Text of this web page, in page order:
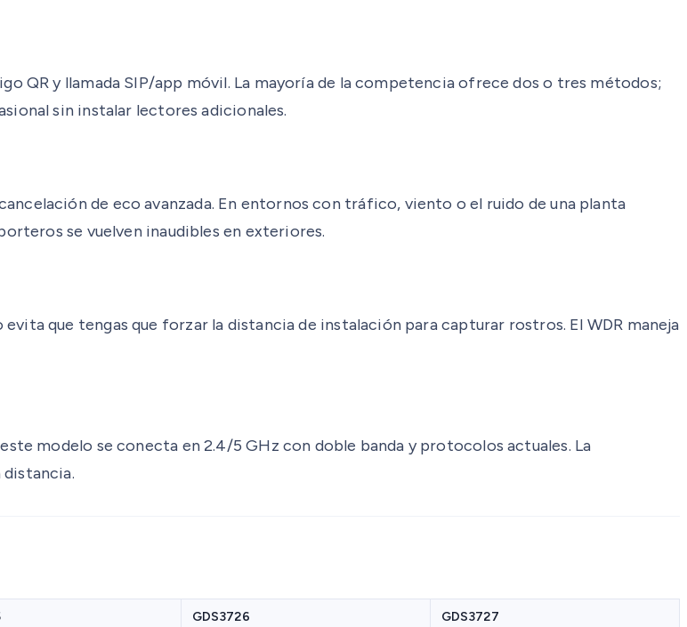
QR y llamada SIP/app móvil. La mayoría de la competencia ofrece dos o tres métodos;
sin instalar lectores adicionales.
de eco avanzada. En entornos con tráfico, viento o el ruido de una planta
se vuelven inaudibles en exteriores.
evita que tengas que forzar la distancia de instalación para capturar rostros. El WDR maneja
modelo se conecta en 2.4/5 GHz con doble banda y protocolos actuales. La
GDS3726 GDS3727